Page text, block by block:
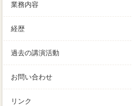
業務内容
経歴
過去の講演活動
お問い合わせ
リンク